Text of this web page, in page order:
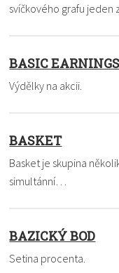
svíčkového grafu jeden
BASIC
Výdělky na akcii.
BASKET
Basket je skupina
simultánní…
BAZICKÝ BOD
Setina procenta.